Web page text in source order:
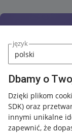
język
Dbamy o
Dzięki plikom
SDK) oraz
innymi unikalne
zapewnić, że